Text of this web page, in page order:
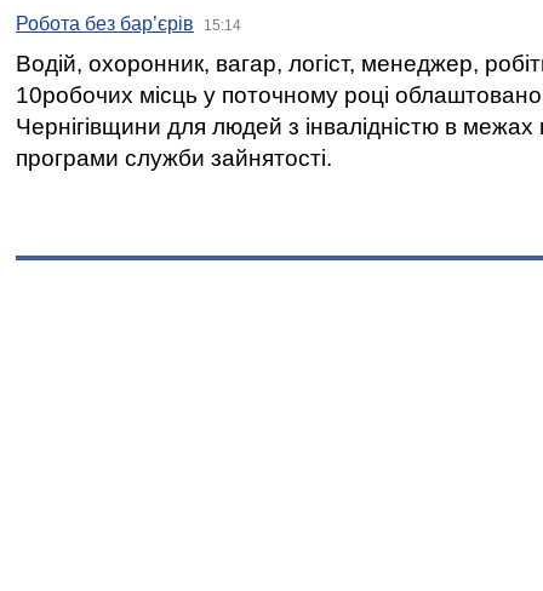
Робота без бар’єрів 15:14
Водій, охоронник, вагар, логіст, менеджер,
10робочих місць у поточному році
Чернігівщини для людей з інвалідністю в межах
програми служби зайнятості.